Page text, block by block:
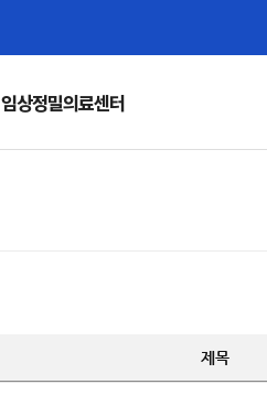
임상정밀의료센터
제목